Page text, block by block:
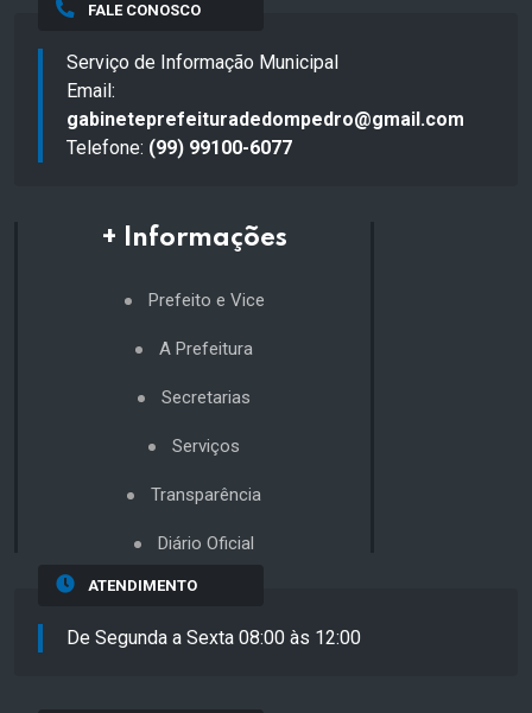
FALE CONOSCO
Serviço de Informação Municipal
Email:
gabineteprefeituradedompedro@gmail.com
Telefone: (99) 99100-6077
+ Informações
Prefeito e Vice
A Prefeitura
Secretarias
Serviços
Transparência
Diário Oficial
ATENDIMENTO
De Segunda a Sexta 08:00 às 12:00